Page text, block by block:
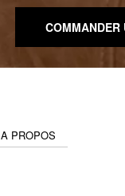
A PROPOS